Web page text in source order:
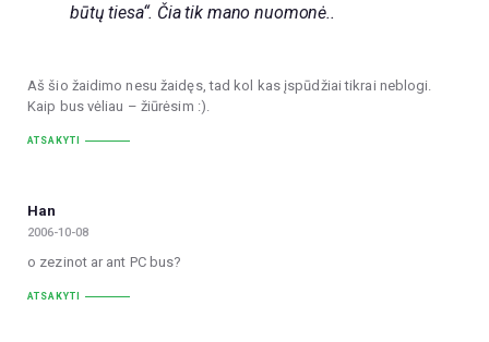
būtų tiesa“. Čia tik mano nuomonė..
Aš šio žaidimo nesu žaidęs, tad kol kas įspūdžiai tikrai neblogi.
Kaip bus vėliau – žiūrėsim :).
ATSAKYTI
Han
2006-10-08
o zezinot ar ant PC bus?
ATSAKYTI